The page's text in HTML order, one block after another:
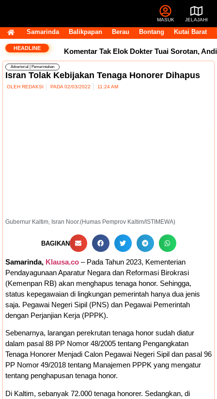
MASUK JELAJAHI
Samarinda Balikpapan Berau Bontang Kutai Barat
HEADLINE Komentar Tak Elok Dokter Tuai Sorotan, Andi
Harun Ingatkan Etika Pegawai di Medsos
Usai Terpilih Aklamasi, Andi Satya Pasang
Advertorial Pemerintahan
Isran Tolak Kebijakan Tenaga Honorer Dihapus
OLEH REDAKSI PADA 02/03/2022 11:24 AM
Gubernur Kaltim, Isran Noor.(Humas Pemprov Kaltim/ISTIMEWA)
BAGIKAN
Samarinda, Klausa.co – Pada Tahun 2023, Kementerian
Pendayagunaan Aparatur Negara dan Reformasi Birokrasi
(Kemenpan RB) akan menghapus tenaga honor. Sehingga,
status kepegawaian di lingkungan pemerintah hanya dua jenis
saja. Pegawai Negeri Sipil (PNS) dan Pegawai Pemerintah
dengan Perjanjian Kerja (PPPK).
Sebenarnya, larangan perekrutan tenaga honor sudah diatur
dalam pasal 88 PP Nomor 48/2005 tentang Pengangkatan
Tenaga Honorer Menjadi Calon Pegawai Negeri Sipil dan pasal 96
PP Nomor 49/2018 tentang Manajemen PPPK yang mengatur
tentang penghapusan tenaga honor.
Di Kaltim, sebanyak 72.000 tenaga honorer. Sedangkan, di